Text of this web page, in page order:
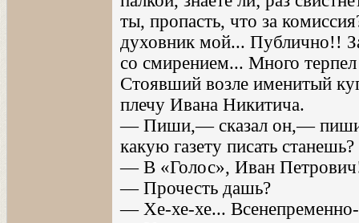
ты, пропасть, что за
духовник мой... Публично!!
со смирением... Много
Стоявший возле именитый
плечу Ивана Никитича.
— Пиши,— сказал он,—
какую газету писать станешь?
— В «Голос», Иван
— Прочесть дашь?
— Хе-хе-хе...